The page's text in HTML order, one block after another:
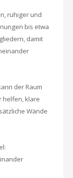
ruhiger und
bis etwa
damit
der Raum
helfen, klare
Wände